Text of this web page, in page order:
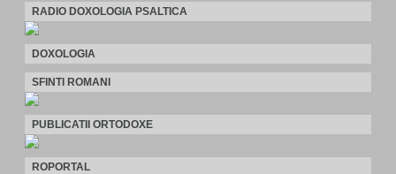
RADIO DOXOLOGIA PSALTICA
DOXOLOGIA
SFINTI ROMANI
PUBLICATII ORTODOXE
ROPORTAL